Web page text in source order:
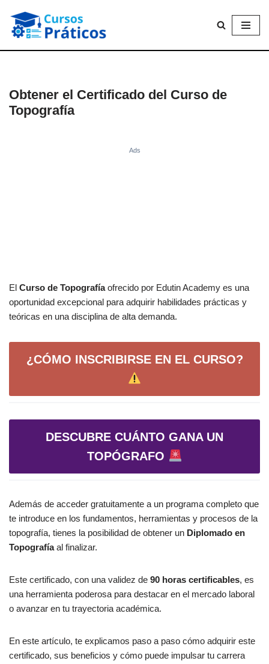
Saltar
Obtener el Certificado del Curso de
Topografía
Ads
El Curso de Topografíaofrecido por Edutin Academy es una
oportunidad excepcional para adquirir habilidades prácticas y
teóricas en una disciplina de alta demanda.
¿CÓMO INSCRIBIRSE EN EL CURSO?
DESCUBRE CUÁNTO GANA UN
TOPÓGRAFO
Además de acceder gratuitamente a un programa completo que
te introduce en los fundamentos, herramientas y procesos de la
topografía, tienes la posibilidad de obtener un Diplomado en
Topografíaal finalizar.
Este certificado, con una validez de 90 horas certificables, es
una herramienta poderosa para destacar en el mercado laboral
o avanzar en tu trayectoria académica.
En este artículo, te explicamos paso a paso cómo adquirir este
certificado, sus beneficios y cómo puede impulsar tu carrera